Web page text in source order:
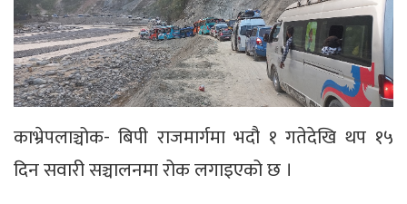
काभ्रेपलाञ्चोक- बिपी राजमार्गमा भदौ १ गतेदेखि थप १५
दिन सवारी सञ्चालनमा रोक लगाइएको छ ।